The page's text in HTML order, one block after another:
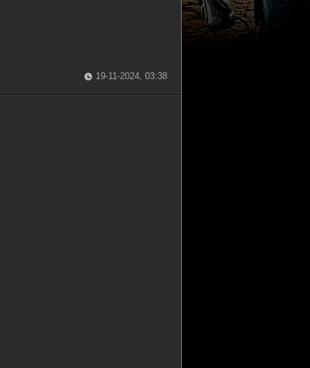
19-11-2024, 03:38